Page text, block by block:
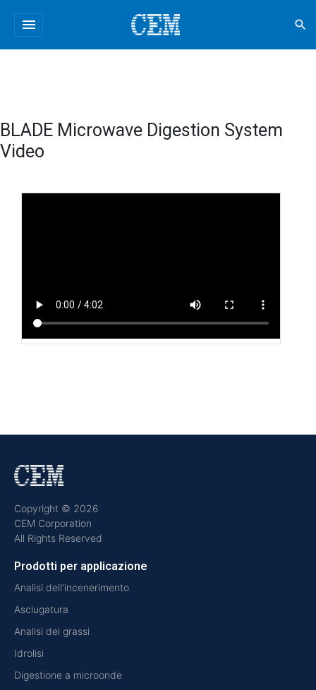
menu search
BLADE Microwave Digestion System
Video
Copyright © 2026
CEM Corporation
All Rights Reserved
Prodotti per applicazione
Analisi dell'incenerimento
Asciugatura
Analisi dei grassi
Idrolisi
Digestione a microonde